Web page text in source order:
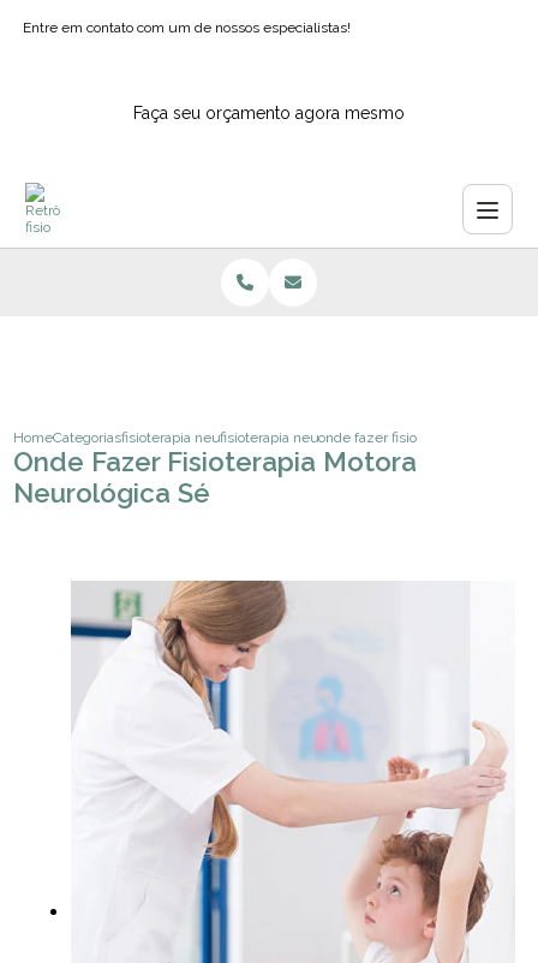
Entre em contato com um de nossos especialistas!
Faça seu orçamento agora mesmo
HomeCategoriasfisioterapia neurologicafisioterapia neurologica pediatrica
onde fazer fisioterapia motora
Onde Fazer Fisioterapia Motora
Neurológica Sé